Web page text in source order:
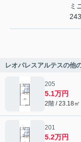
ミ
レオパレスアルテスの他
205
5.1万円
2階 / 23.18㎡
201
5.2万円